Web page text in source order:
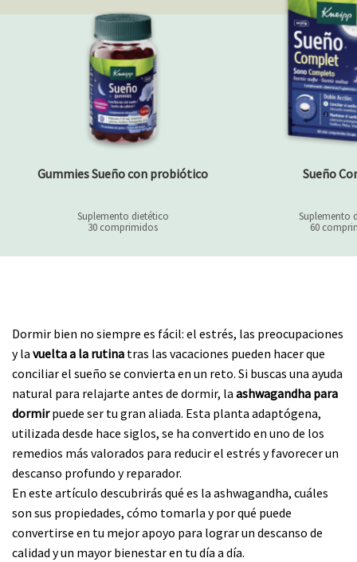
Gummies Sueño con probiótico
Suplemento dietético
30 comprimidos
Sueño
Suplemento
60
Dormir bien no siempre es fácil: el estrés, las preocupaciones
y la vuelta a la rutina tras las vacaciones pueden hacer que
conciliar el sueño se convierta en un reto. Si buscas una ayuda
natural para relajarte antes de dormir, la ashwagandha para
dormirpuede ser tu gran aliada. Esta planta adaptógena,
utilizada desde hace siglos, se ha convertido en uno de los
remedios más valorados para reducir el estrés y favorecer un
descanso profundo y reparador.
En este artículo descubrirás qué es la ashwagandha, cuáles
son sus propiedades, cómo tomarla y por qué puede
convertirse en tu mejor apoyo para lograr un descanso de
calidad y un mayor bienestar en tu día a día.